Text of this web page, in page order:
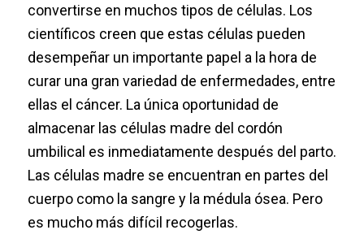
convertirse en muchos tipos de células. Los
científicos creen que estas células pueden
desempeñar un importante papel a la hora de
curar una gran variedad de enfermedades, entre
ellas el cáncer. La única oportunidad de
almacenar las células madre del cordón
umbilical es inmediatamente después del parto.
Las células madre se encuentran en partes del
cuerpo como la sangre y la médula ósea. Pero
es mucho más difícil recogerlas.